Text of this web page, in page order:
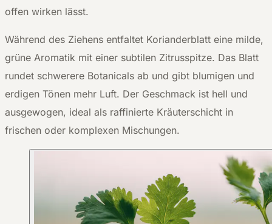
offen wirken lässt.
Während des Ziehens entfaltet Korianderblatt eine milde,
grüne Aromatik mit einer subtilen Zitrusspitze. Das Blatt
rundet schwerere Botanicals ab und gibt blumigen und
erdigen Tönen mehr Luft. Der Geschmack ist hell und
ausgewogen, ideal als raffinierte Kräuterschicht in
frischen oder komplexen Mischungen.